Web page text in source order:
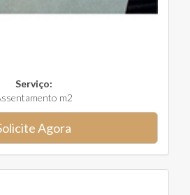
Serviço:
m2
Agora